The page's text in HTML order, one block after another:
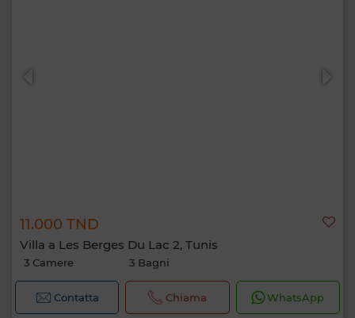
11.000 TND
Villa a Les Berges Du Lac 2, Tunis
3 Camere 3 Bagni
Contatta Chiama WhatsApp